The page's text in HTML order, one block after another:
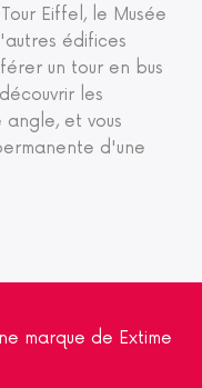
Eiffel, le Musée
édifices
un tour en bus
les
angle, et vous
d'une
marque de Extime